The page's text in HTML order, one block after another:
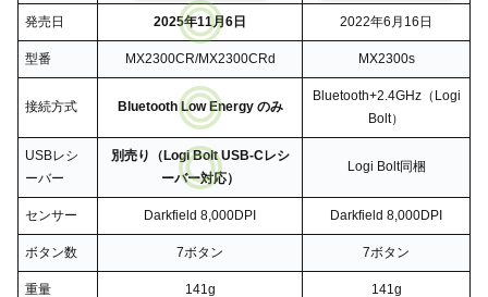
発売日 2025年11月6日 2022年6月16日
型番 MX2300CR/MX2300CRd MX2300s
接続方式 Bluetooth Low Energy のみ
Bluetooth+2.4GHz（Logi
Bolt）
USBレシ
ーバー
別売り（Logi Bolt USB-Cレシ
ーバー対応）
Logi Bolt同梱
センサー Darkfield 8,000DPI Darkfield 8,000DPI
ボタン数 7ボタン 7ボタン
重量 141g 141g